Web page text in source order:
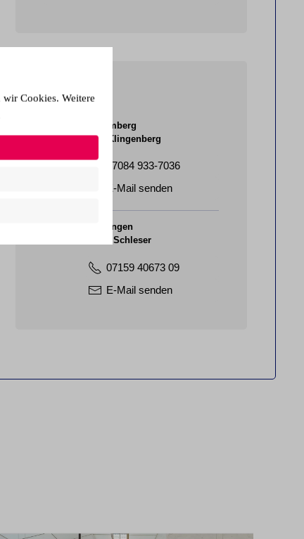
Anmeldung
Schömberg
Tina Klingenberg
07084 933-7036
E-Mail senden
Renningen
Heiko Schleser
07159 40673 09
E-Mail senden
Cookies. Weitere